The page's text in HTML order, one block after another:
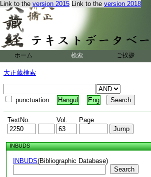
Link to the version 2015 Link to the version 2018
ホーム 検索 ご挨拶
大正蔵検索
punctuation Hangul Eng
TextNo. Vol. Page
INBUDS
INBUDS(Bibliographic Database)
Search